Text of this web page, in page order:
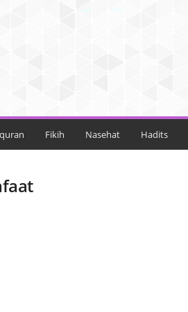
Fikih Nasehat Hadits